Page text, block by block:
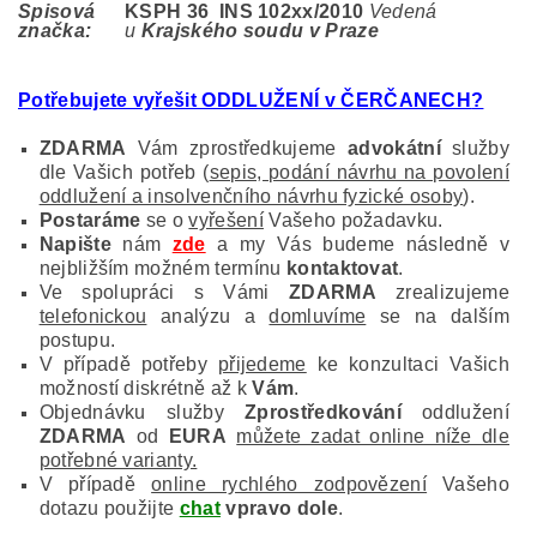
Spisová
značka:
KSPH 36 INS 102xx/2010 Vedená
u Krajského soudu v Praze
Potřebujete vyřešit ODDLUŽENÍ v ČERČANECH?
ZDARMA Vám zprostředkujeme advokátníslužby
dle Vašich potřeb (sepis, podání návrhu na povolení
oddlužení a insolvenčního návrhu fyzické osoby).
Postaráme se ovyřešeníVašeho požadavku.
Napištenám zde a my Vás budeme následně v
nejbližším možném termínu kontaktovat.
Ve spolupráci s Vámi ZDARMA zrealizujeme
telefonickou analýzu adomluvíme se na dalším
postupu.
V případě potřeby přijedeme ke konzultaci Vašich
možností diskrétně až kVám.
Objednávku služby
Zprostředkováníoddlužení
ZDARMA od EURA můžete zadat online níže dle
potřebné varianty.
V případěonline rychlého zodpovězení Vašeho
dotazu použijte chatvpravo dole.